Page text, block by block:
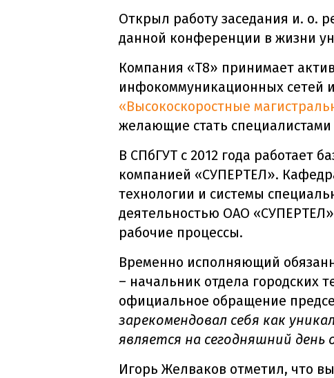
Открыл работу заседания и. о.
данной конференции в жизни
Компания «Т8» принимает
инфокоммуникационных сетей
«Высокоскоростные
желающие стать специалистами
В СПбГУТ с 2012 года работает
компанией «СУПЕРТЕЛ».
технологии и системы
деятельностью ОАО
рабочие процессы.
Временно исполняющий
– начальник отдела городских
официальное обращение
зарекомендовал себя как
является на сегодняшний день
Игорь Желваков отметил, что